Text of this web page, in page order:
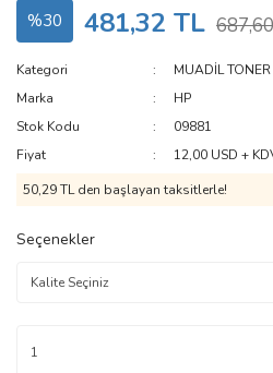
%30 481,32 TL
Kategori
MUADİL TONER
Marka
HP
Stok Kodu
09881
Fiyat
12,00 USD +
50,29 TL den başlayan taksitlerle!
Seçenekler